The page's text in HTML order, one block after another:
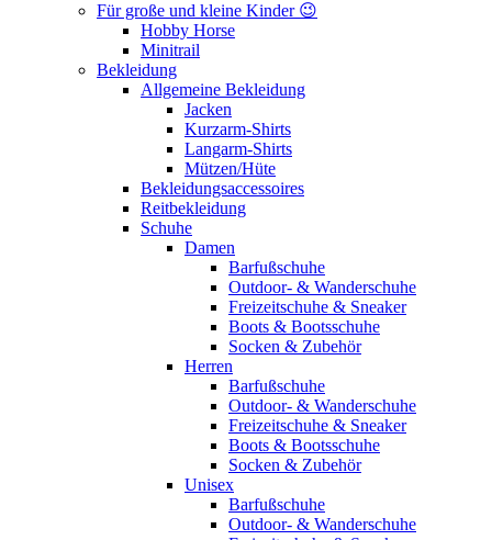
Für große und kleine Kinder 😉
Hobby Horse
Minitrail
Bekleidung
Allgemeine Bekleidung
Jacken
Kurzarm-Shirts
Langarm-Shirts
Mützen/Hüte
Bekleidungsaccessoires
Reitbekleidung
Schuhe
Damen
Barfußschuhe
Outdoor- & Wanderschuhe
Freizeitschuhe & Sneaker
Boots & Bootsschuhe
Socken & Zubehör
Herren
Barfußschuhe
Outdoor- & Wanderschuhe
Freizeitschuhe & Sneaker
Boots & Bootsschuhe
Socken & Zubehör
Unisex
Barfußschuhe
Outdoor- & Wanderschuhe